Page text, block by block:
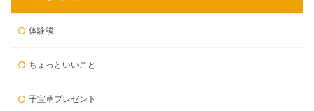
体験談
ちょっといいこと
子宝草プレゼント